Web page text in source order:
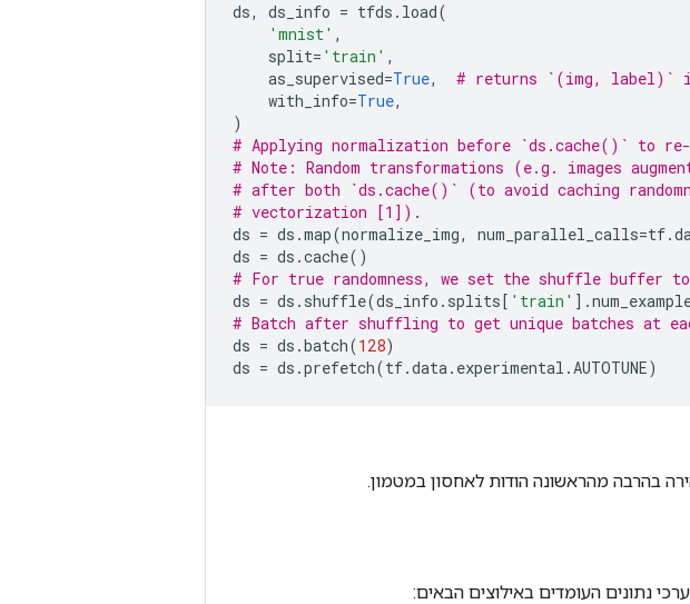
ds, ds_info = tfds . load(
'mnist' ,
split= 'train' ,
as_supervised=True,
# returns `(img, label)`
with_info=True,
)
# Applying normalization before `ds.cache()` to
# Note: Random transformations (e.g. images
# after both `ds.cache()` (to avoid caching
# vectorization [1]).
ds = ds .map(normalize_img, num_parallel_calls=tf.
ds = ds .cache()
# For true randomness, we set the shuffle buffer
ds = ds . shuffle(ds_info . splits[ 'train' ] .
# Batch after shuffling to get unique batches at
ds = ds .batch(128)
ds = ds .prefetch(tf.data. experimental .AUTOTUNE)
בהרבה מהראשונה הודות לאחסון במטמון.
נתונים העומדים באילוצים הבאים: